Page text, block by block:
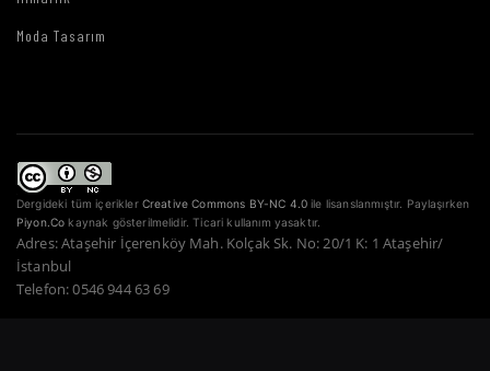
Moda Tasarım
Dergideki tüm içerikler Creative Commons BY-NC 4.0 ile lisanslanmıştır. Paylaşırken
Piyon.Co kaynak gösterilmelidir. Ticari kullanım yasaktır.
Adres: Ataşehir İçerenköy Mah. Kolçak Sk. No: 20/1 K: 1 Ataşehir/
İstanbul
Telefon: 0546 944 63 69